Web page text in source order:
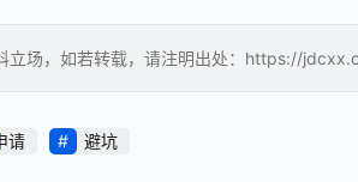
立场，如若转载，请注明出处：https://
请 避坑